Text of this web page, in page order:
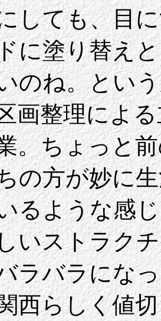
しても、目
に塗り替え
のね。とい
画整理によ
。ちょっと
の方が妙に
るような感
いストラク
ラバラにな
西らしく値